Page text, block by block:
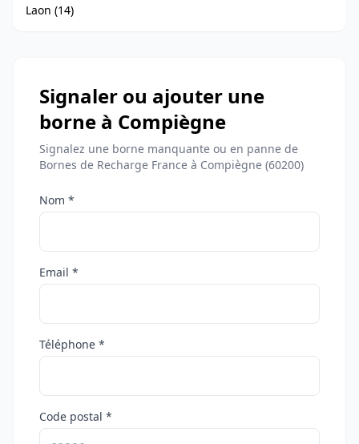
Laon (14)
Signaler ou ajouter une
borne à Compiègne
Signalez une borne manquante ou en panne de
Bornes de Recharge France à Compiègne (60200)
Nom *
Email *
Téléphone *
Code postal *